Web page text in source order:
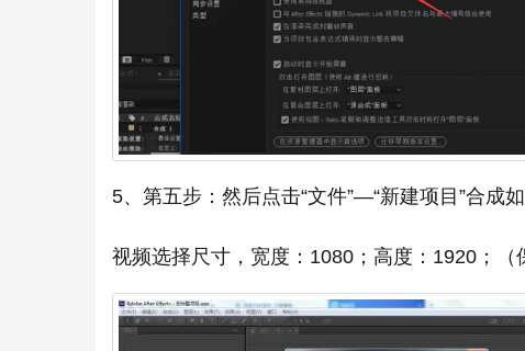
5、第五步：然后点击“文件”—“新建项目”合成
视频选择尺寸，宽度：1080；高度：1920；（